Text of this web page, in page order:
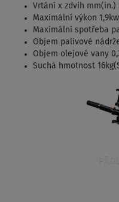
Vrtání x zdvih mm(in.)
Maximální výkon
Maximální spotřeba
Objem palivové
Objem olejové vany
Suchá hmotnost